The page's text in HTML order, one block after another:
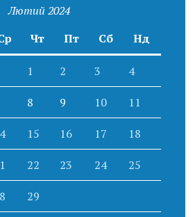
Лютий 2024
Чт Пт Сб Нд
1 2 3 4
8 9 10 11
15 16 17 18
22 23 24 25
29